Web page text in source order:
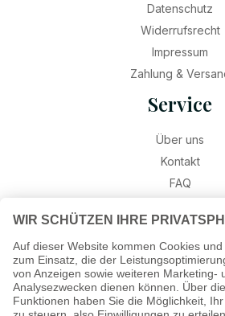
Datenschutz
Widerrufsrecht
Impressum
Zahlung &
Service
Über uns
Kontakt
FAQ
Widerruf
Ratgeber
Geburtssteine